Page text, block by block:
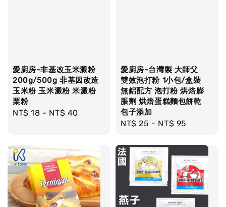
愛廚房~非基改玉米澱粉
200g/500g 非基因改造
玉米粉 玉米澱粉 米澱粉
栗粉
Regular
NT$ 18 - NT$ 40
愛廚房~台灣製 大師父
雙效泡打粉 1小包/盒裝
無鋁配方 泡打粉 烘焙膨
脹劑 烘焙蛋糕麵包餅乾
包子添加
Regular
NT$ 25 - NT$ 95